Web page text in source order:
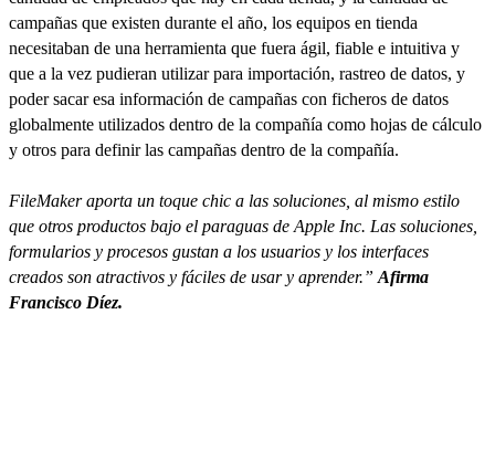
campañas que existen durante el año, los equipos en tienda
necesitaban de una herramienta que fuera ágil, fiable e intuitiva y
que a la vez pudieran utilizar para importación, rastreo de datos, y
poder sacar esa información de campañas con ficheros de datos
globalmente utilizados dentro de la compañía como hojas de cálculo
y otros para definir las campañas dentro de la compañía.
FileMaker aporta un toque chic a las soluciones, al mismo estilo
que otros productos bajo el paraguas de Apple Inc. Las soluciones,
formularios y procesos gustan a los usuarios y los interfaces
creados son atractivos y fáciles de usar y aprender.” Afirma
Francisco Díez.